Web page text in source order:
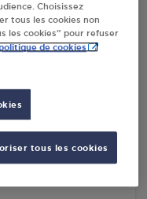
MONTECH
Choisissez
tous les cookies non
les cookies” pour refuser
de cookies
tous les cookies